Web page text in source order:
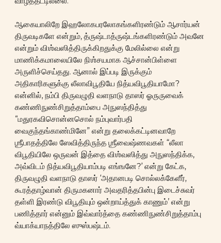
ஆகையாலிறே இஹலோகபரலோகங்களிரண்டும் ஆசார்யன்
திருவடிகளே என்றும், த்ருஷ்டாத்ருஷ்டங்களிரண்டும் அவனே
என்றும் விஶ்வஸித்திருக்கிறதுக்கு மேலில்லை என்று
மாணிக்கமாலையிலே நிஶ்சயமாக ஆச்சான்பிள்ளை
அருளிச்செய்தது. ஆனால் இப்படி இருக்கும்
அதிகாரிகளுக்கு லீலாவிபூதியே நித்யவிபூதியாமோ?
என்னில், நம்பி திருவழுதி வளநாடு தாஸர் ஓருருவைக்
கண்ணிநுண்சிறுத்தாம்பை அநுஸந்தித்து
“மதுரகவிசொன்னசொல் நம்புவார்பதி
வைகுந்தங்காண்மினே” என்று தலைக்கட்டினவாறே
ஶ்ரீபாதத்திலே ஸேவித்திருந்த ஶ்ரீவைஷ்ணவகள் “லீலா
விபூதியிலே ஒருவன் இத்தை விஶ்வஸித்து அநுஸந்திக்க,
அவ்விடம் நித்யவிபூதியாம்படி எங்ஙனே?’ என்று கேட்க,
திருவழுதி வளநாடு தாஸர் ‘அதானபடி சொல்லக்கேளீர்,
கூரத்தாழ்வான் திருமகனார் அவதரித்தபின்பு இடைச்சுவர்
தள்ளி இரண்டு விபூதியும் ஒன்றாய்த்துக் காணும்’ என்று
பணித்தார் என்னும் இவ்வார்த்தை கண்ணிநுண்சிறுத்தாம்பு
வ்யாக்யாநத்திலே ஸுஸ்பஷ்டம்.